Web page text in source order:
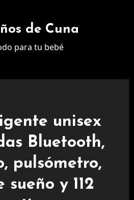
de Cuna
para tu bebé
unisex
Bluetooth,
pulsómetro,
y 112